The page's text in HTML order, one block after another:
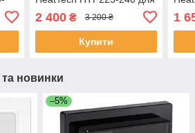
2 400₴ 3 200 ₴
Купити
1
та новинки
–5%